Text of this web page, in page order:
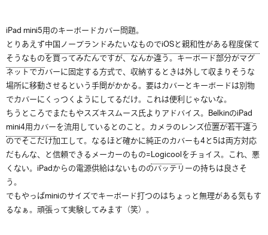
iPad mini5用のキーボードカバー問題。
とりあえず中国ノーブランドみたいなものでiOSと親和性がある程度保て
そうなものを買ってみたんですが、なんか違う。キーボード部分がマグ
ネットでカバーに固定する方式で、収納するときは外して収まりそうな
場所に移動させるという手間がかかる。要はカバーとキーボードは別物
でカバーにくっつくようにしてるだけ。これは便利じゃないな。
ちうところでまたもやスズキスムース氏よりアドバイス。 BelkinのiPad
mini4用カバーを流用しているとのこと。カメラのレンズ位置が若干違う
のでそこだけ加工して。なるほど確かに純正のカバーも4と5は両方対応
だもんな、と信頼できるメーカーのもの=Logicoolをチョイス。これ、悪
くない。iPadからの電源供給はないもののバッテリーの持ちは良さそ
う。
でもやっぱminiのサイズでキーボード打つのはちょっと無理がある気もす
るなぁ。頑張って実験してみます（笑）。